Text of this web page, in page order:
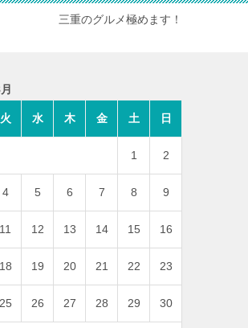
三重のグルメ極めます！
火 水 木 金 土 日
1 2
4 5 6 7 8 9
11 12 13 14 15 16
18 19 20 21 22 23
25 26 27 28 29 30